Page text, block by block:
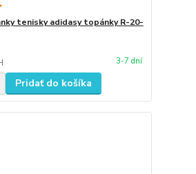
tenisky adidasy topánky R-20-
3-7 dní
Pridať do košíka